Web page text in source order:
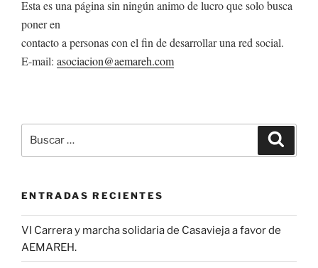
Esta es una página sin ningún animo de lucro que solo busca
poner en
contacto a personas con el fin de desarrollar una red social.
E-mail: asociacion@aemareh.com
por:
ENTRADAS RECIENTES
VI Carrera y marcha solidaria de Casavieja a favor de
AEMAREH.